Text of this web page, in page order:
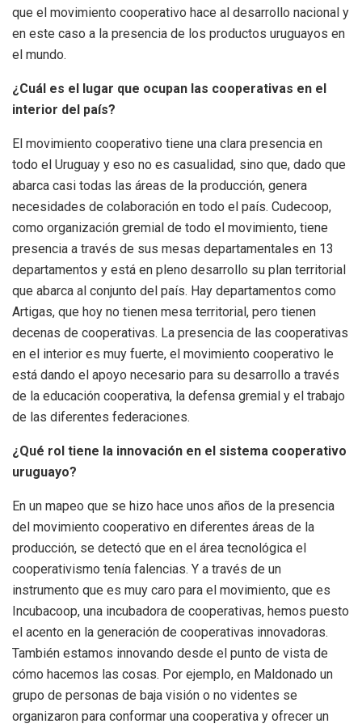
que el movimiento cooperativo hace al desarrollo nacional y
en este caso a la presencia de los productos uruguayos en
el mundo.
¿Cuál es el lugar que ocupan las cooperativas en el
interior del país?
El movimiento cooperativo tiene una clara presencia en
todo el Uruguay y eso no es casualidad, sino que, dado que
abarca casi todas las áreas de la producción, genera
necesidades de colaboración en todo el país. Cudecoop,
como organización gremial de todo el movimiento, tiene
presencia a través de sus mesas departamentales en 13
departamentos y está en pleno desarrollo su plan territorial
que abarca al conjunto del país. Hay departamentos como
Artigas, que hoy no tienen mesa territorial, pero tienen
decenas de cooperativas. La presencia de las cooperativas
en el interior es muy fuerte, el movimiento cooperativo le
está dando el apoyo necesario para su desarrollo a través
de la educación cooperativa, la defensa gremial y el trabajo
de las diferentes federaciones.
¿Qué rol tiene la innovación en el sistema cooperativo
uruguayo?
En un mapeo que se hizo hace unos años de la presencia
del movimiento cooperativo en diferentes áreas de la
producción, se detectó que en el área tecnológica el
cooperativismo tenía falencias. Y a través de un
instrumento que es muy caro para el movimiento, que es
Incubacoop, una incubadora de cooperativas, hemos puesto
el acento en la generación de cooperativas innovadoras.
También estamos innovando desde el punto de vista de
cómo hacemos las cosas. Por ejemplo, en Maldonado un
grupo de personas de baja visión o no videntes se
organizaron para conformar una cooperativa y ofrecer un